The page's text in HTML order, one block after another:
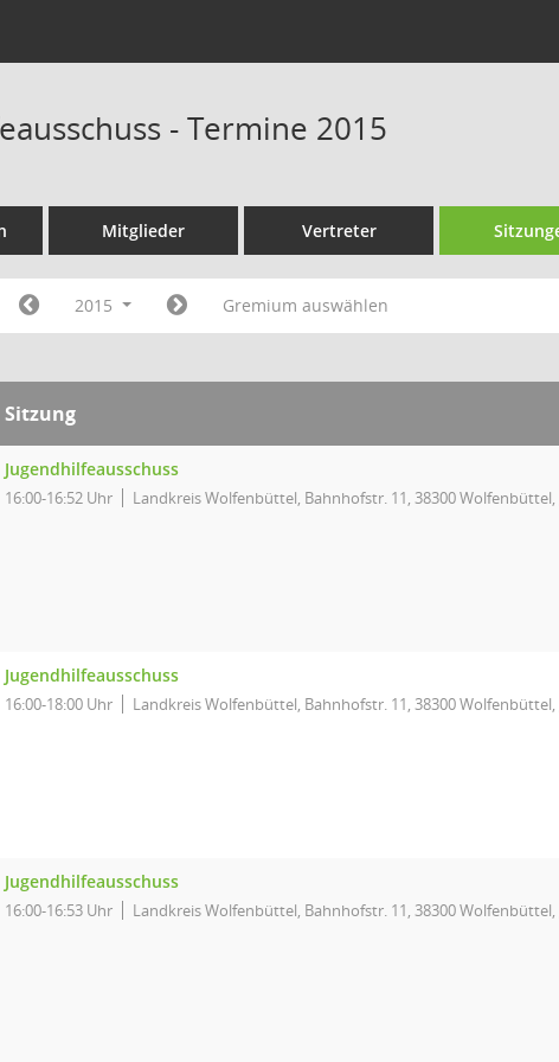
- Termine 2015
Mitglieder Vertreter
2015 Gremium auswählen
Sitzung
Jugendhilfeausschuss
16:00-16:52 Uhr Landkreis Wolfenbüttel, Bahnhofstr. 11, 38300 Wolfenbüttel,
Jugendhilfeausschuss
16:00-18:00 Uhr Landkreis Wolfenbüttel, Bahnhofstr. 11, 38300 Wolfenbüttel,
Jugendhilfeausschuss
16:00-16:53 Uhr Landkreis Wolfenbüttel, Bahnhofstr. 11, 38300 Wolfenbüttel,